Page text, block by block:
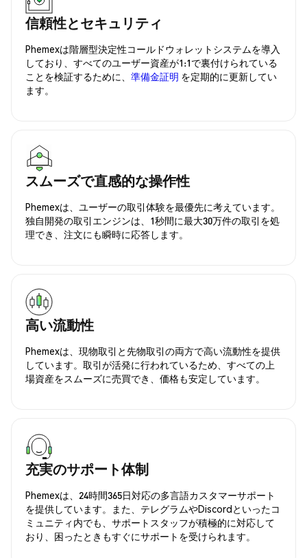
信頼性とセキュリティ
Phemexは階層型決定性コールドウォレットシステムを導入
しており、すべてのユーザー資産が1:1で裏付けられている
ことを検証するために、 準備金証明 を定期的に更新してい
ます。
スムーズで直感的な操作性
Phemexは、ユーザーの取引体験を最優先に考えています。
独自開発の取引エンジンは、1秒間に最大30万件の取引を処
理でき、注文にも瞬時に応答します。
高い流動性
Phemexは、現物取引と先物取引の両方で高い流動性を提供
しています。取引が活発に行われているため、すべての上
場資産をスムーズに売買でき、価格も安定しています。
充実のサポート体制
Phemexは、24時間365日対応の多言語カスタマーサポート
を提供しています。また、テレグラムやDiscordといったコ
ミュニティ内でも、サポートスタッフが積極的に対応して
おり、困ったときもすぐにサポートを受けられます。